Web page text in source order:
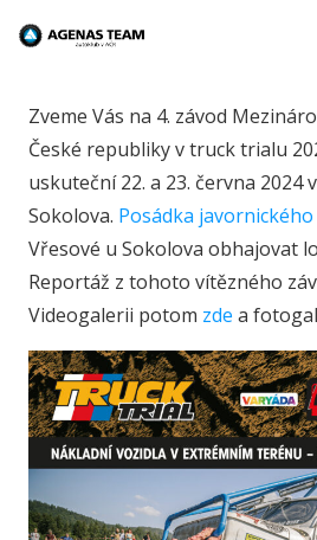
Zveme Vás na 4. závod
České republiky v truck trialu
uskuteční 22. a 23. června 2024
Sokolova. Posádka
Vřesové u Sokolova obhajovat
Reportáž z tohoto vítězného
Videogalerii potom zde a